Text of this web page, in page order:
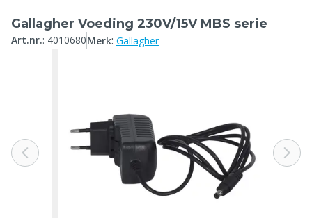
Gallagher Voeding 230V/15V MBS serie
Art.nr.: 4010680Merk: Gallagher